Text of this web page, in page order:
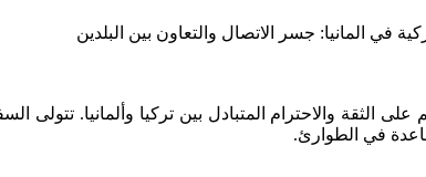
في المانيا: جسر الاتصال والتعاون بين البلدين
الثقة والاحترام المتبادل بين تركيا وألمانيا. تتولى
في الطوارئ.